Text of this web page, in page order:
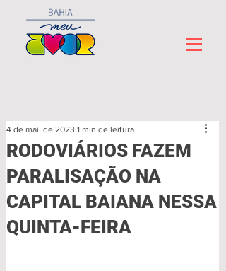
RODOVIÁRIOS FAZEM
PARALISAÇÃO NA
CAPITAL BAIANA NESSA
QUINTA-FEIRA
4 de mai. de 2023 1 min de leitura